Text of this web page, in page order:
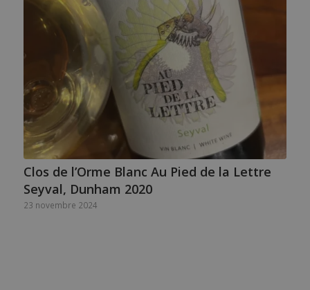
Clos de l’Orme Blanc Au Pied de la Lettre
Seyval, Dunham 2020
23 novembre 2024